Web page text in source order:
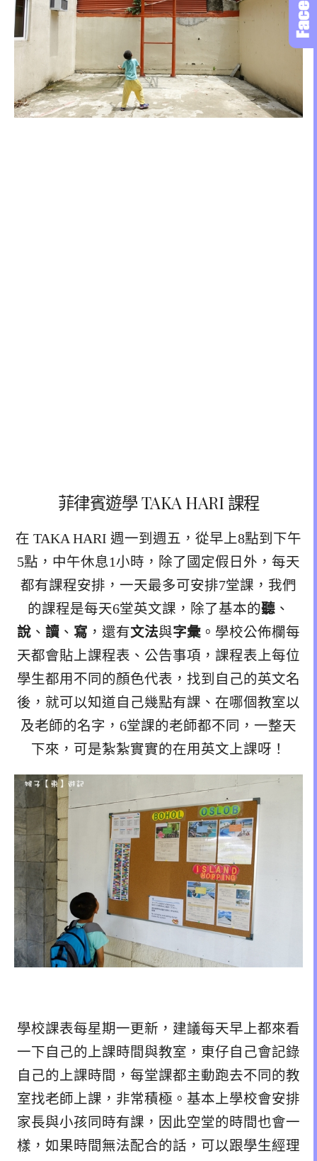
菲律賓遊學 TAKA HARI 課程
在 TAKA HARI 週一到週五，從早上8點到下午
5點，中午休息1小時，除了國定假日外，每天
都有課程安排，一天最多可安排7堂課，我們
的課程是每天6堂英文課，除了基本的聽 、
說 、 讀 、 寫 ，還有文法與字彙 。學校公佈欄每
天都會貼上課程表、公告事項，課程表上每位
學生都用不同的顏色代表，找到自己的英文名
後，就可以知道自己幾點有課、在哪個教室以
及老師的名字，6堂課的老師都不同，一整天
下來，可是紮紮實實的在用英文上課呀！
學校課表每星期一更新，建議每天早上都來看
一下自己的上課時間與教室，東仔自己會記錄
自己的上課時間，每堂課都主動跑去不同的教
室找老師上課，非常積極。基本上學校會安排
家長與小孩同時有課，因此空堂的時間也會一
樣，如果時間無法配合的話，可以跟學生經理